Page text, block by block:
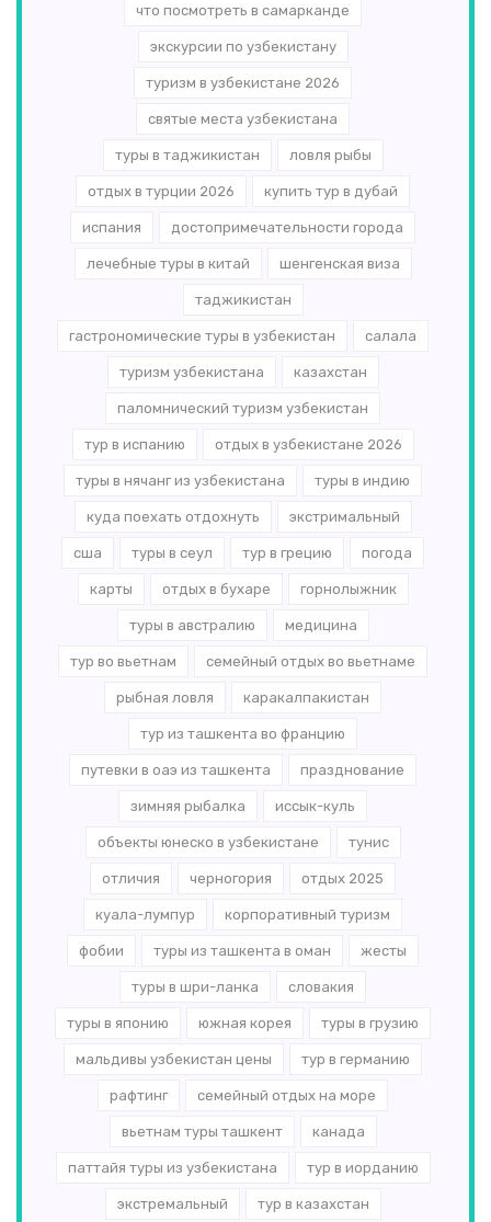
что посмотреть в самарканде
экскурсии по узбекистану
туризм в узбекистане 2026
святые места узбекистана
туры в таджикистан ловля рыбы
отдых в турции 2026 купить тур в дубай
испания достопримечательности города
лечебные туры в китай шенгенская виза
таджикистан
гастрономические туры в узбекистан салала
туризм узбекистана казахстан
паломнический туризм узбекистан
тур в испанию отдых в узбекистане 2026
туры в нячанг из узбекистана туры в индию
куда поехать отдохнуть экстримальный
сша туры в сеул тур в грецию погода
карты отдых в бухаре горнолыжник
туры в австралию медицина
тур во вьетнам семейный отдых во вьетнаме
рыбная ловля каракалпакистан
тур из ташкента во францию
путевки в оаэ из ташкента празднование
зимняя рыбалка иссык-куль
объекты юнеско в узбекистане тунис
отличия черногория отдых 2025
куала-лумпур корпоративный туризм
фобии туры из ташкента в оман жесты
туры в шри-ланка словакия
туры в японию южная корея туры в грузию
мальдивы узбекистан цены тур в германию
рафтинг семейный отдых на море
вьетнам туры ташкент канада
паттайя туры из узбекистана тур в иорданию
экстремальный тур в казахстан